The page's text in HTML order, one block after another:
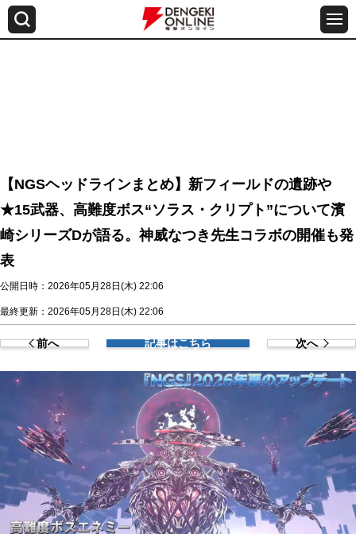
【NGSヘッドラインまとめ】新フィールドの遺跡や
★15武器、高難度ボス“ソラス・クリプト”について濱
崎シリーズDが語る。神威なつき先生コラボの開催も発
表
公開日時：2026年05月28日(木) 22:06
最終更新：2026年05月28日(木) 22:06
前へ 記事はこちら 次へ